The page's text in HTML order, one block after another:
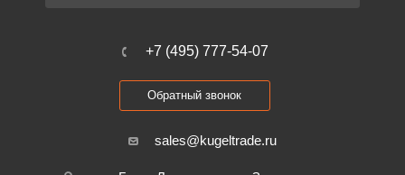
+7 (495) 777-54-07
Обратный звонок
sales@kugeltrade.ru